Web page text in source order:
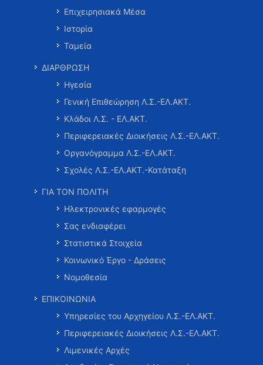
Επιχειρησιακά Μέσα
Ιστορία
Ταμεία
ΔΙΑΡΘΡΩΣΗ
Ηγεσία
Γενική Επιθεώρηση Λ.Σ.-ΕΛ.ΑΚΤ.
Κλάδοι Λ.Σ. - ΕΛ.ΑΚΤ.
Περιφερειακές Διοικήσεις Λ.Σ.-ΕΛ.ΑΚΤ.
Οργανόγραμμα Λ.Σ.-ΕΛ.ΑΚΤ.
Σχολές Λ.Σ.-ΕΛ.ΑΚΤ.-Κατάταξη
ΓΙΑ ΤΟΝ ΠΟΛΙΤΗ
Ηλεκτρονικές εφαρμογές
Σας ενδιαφέρει
Στατιστικά Στοιχεία
Κοινωνικό Έργο - Δράσεις
Νομοθεσία
ΕΠΙΚΟΙΝΩΝΙΑ
Υπηρεσίες του Αρχηγείου Λ.Σ.-ΕΛ.ΑΚΤ.
Περιφερειακές Διοικήσεις Λ.Σ.-ΕΛ.ΑΚΤ.
Λιμενικές Αρχές